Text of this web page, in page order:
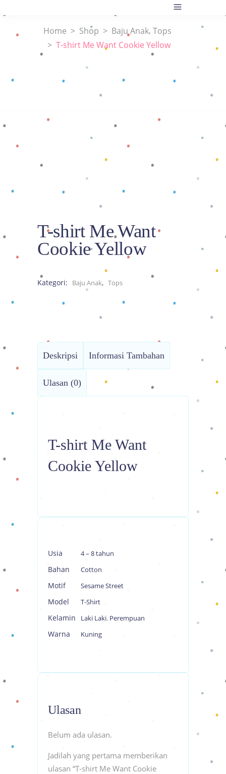
Home > Shop > Baju Anak, Tops
> T-shirt Me Want Cookie Yellow
T-shirt Me Want
Cookie Yellow
Kategori: Baju Anak, Tops
Deskripsi Informasi Tambahan
Ulasan (0)
T-shirt Me Want
Cookie Yellow
Usia 4 – 8 tahun
Bahan Cotton
Motif Sesame Street
Model T-Shirt
Kelamin Laki Laki, Perempuan
Warna Kuning
Ulasan
Belum ada ulasan.
Jadilah yang pertama memberikan
ulasan “T-shirt Me Want Cookie